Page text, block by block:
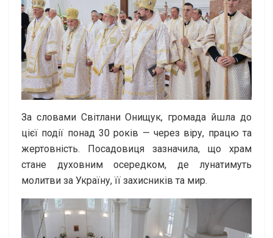
За словами Світлани Онищук, громада йшла до
цієї події понад 30 років — через віру, працю та
жертовність. Посадовиця зазначила, що храм
стане духовним осередком, де лунатимуть
молитви за Україну, її захисників та мир.